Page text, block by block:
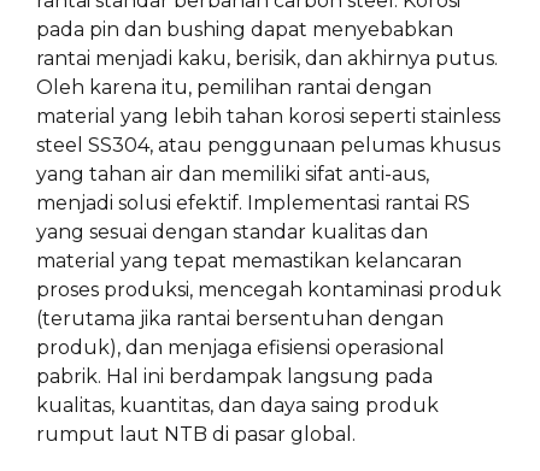
pada pin dan bushing dapat menyebabkan
rantai menjadi kaku, berisik, dan akhirnya putus.
Oleh karena itu, pemilihan rantai dengan
material yang lebih tahan korosi seperti stainless
steel SS304, atau penggunaan pelumas khusus
yang tahan air dan memiliki sifat anti-aus,
menjadi solusi efektif. Implementasi rantai RS
yang sesuai dengan standar kualitas dan
material yang tepat memastikan kelancaran
proses produksi, mencegah kontaminasi produk
(terutama jika rantai bersentuhan dengan
produk), dan menjaga efisiensi operasional
pabrik. Hal ini berdampak langsung pada
kualitas, kuantitas, dan daya saing produk
rumput laut NTB di pasar global.